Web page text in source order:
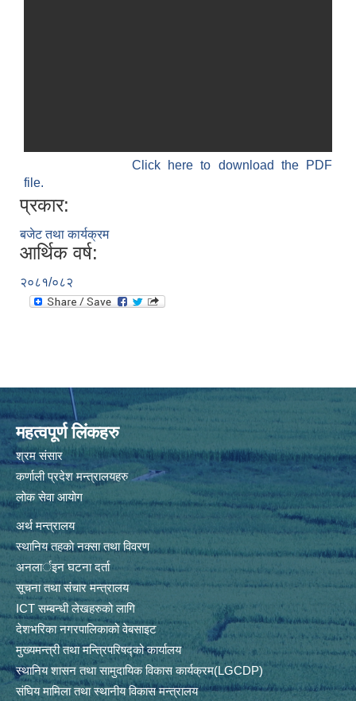
Click here to download the PDF
file.
प्रकार:
बजेट तथा कार्यक्रम
आर्थिक वर्ष:
२०८१/०८२
महत्वपूर्ण लिंकहरु
श्रम संसार
कर्णाली प्रदेश मन्त्रालयहरु
लोक सेवा आयोग
अर्थ मन्त्रालय
स्थानिय तहकाे नक्सा तथा विवरण
अनलार्इन घटना दर्ता
सूचना तथा संचार मन्त्रालय
ICT सम्बन्धी लेखहरुको लागि
देशभरिका नगरपालिकाको वेबसाइट
मुख्यमन्त्री तथा मन्त्रिपरिषद्को कार्यालय
स्थानिय शासन तथा सामुदायिक विकास कार्यक्रम(LGCDP)
संघिय मामिला तथा स्थानीय विकास मन्त्रालय